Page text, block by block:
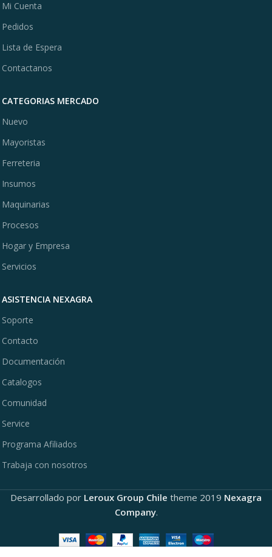
Mi Cuenta
Pedidos
Lista de Espera
Contactanos
CATEGORIAS MERCADO
Nuevo
Mayoristas
Ferreteria
Insumos
Maquinarias
Procesos
Hogar y Empresa
Servicios
ASISTENCIA NEXAGRA
Soporte
Contacto
Documentación
Catalogos
Comunidad
Service
Programa Afiliados
Trabaja con nosotros
Desarrollado por Leroux Group Chile theme 2019 Nexagra
Company.